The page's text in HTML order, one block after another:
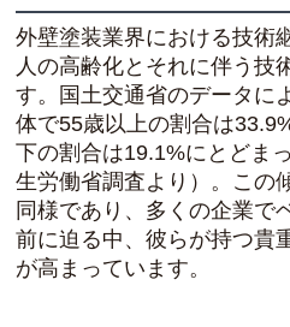
外壁塗装業界における技術
人の高齢化とそれに伴う技
す。国土交通省のデータに
体で55歳以上の割合は
下の割合は19.1%にとどま
生労働省調査より）。この
同様であり、多くの企業で
前に迫る中、彼らが持つ貴
が高まっています。